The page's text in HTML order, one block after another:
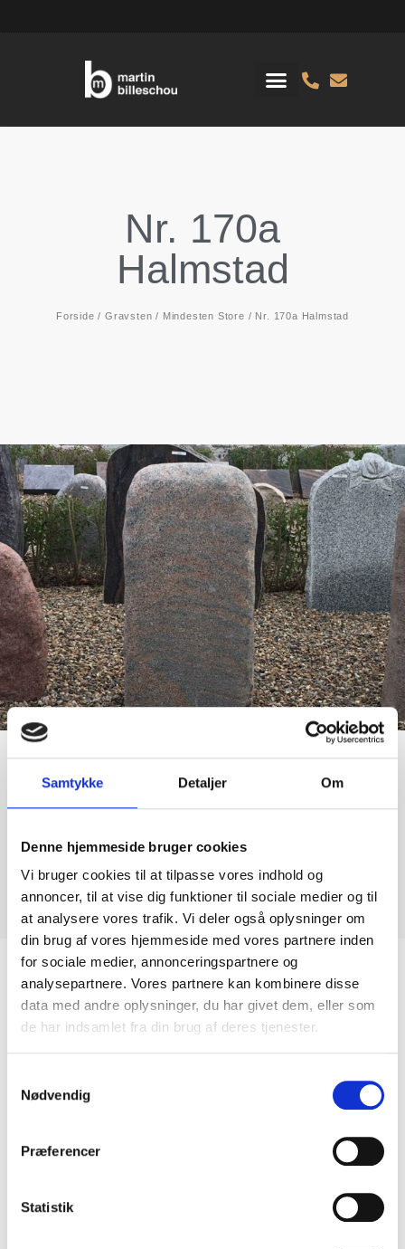
Samtykke Detaljer Om
Denne hjemmeside bruger cookies
Vi bruger cookies til at tilpasse vores indhold og
annoncer, til at vise dig funktioner til sociale medier og til
at analysere vores trafik. Vi deler også oplysninger om
din brug af vores hjemmeside med vores partnere inden
for sociale medier, annonceringspartnere og
analysepartnere. Vores partnere kan kombinere disse
data med andre oplysninger, du har givet dem, eller som
de har indsamlet fra din brug af deres tjenester.
Nødvendig
Præferencer
Statistik
Nr. 170a
Halmstad
Forside /Gravsten / Mindesten Store / Nr. 170a Halmstad
Nr. 170a Halmstad
Pris: 4450,- kr.
Størrelse: 37 x 75 cm
Relaterede Varer